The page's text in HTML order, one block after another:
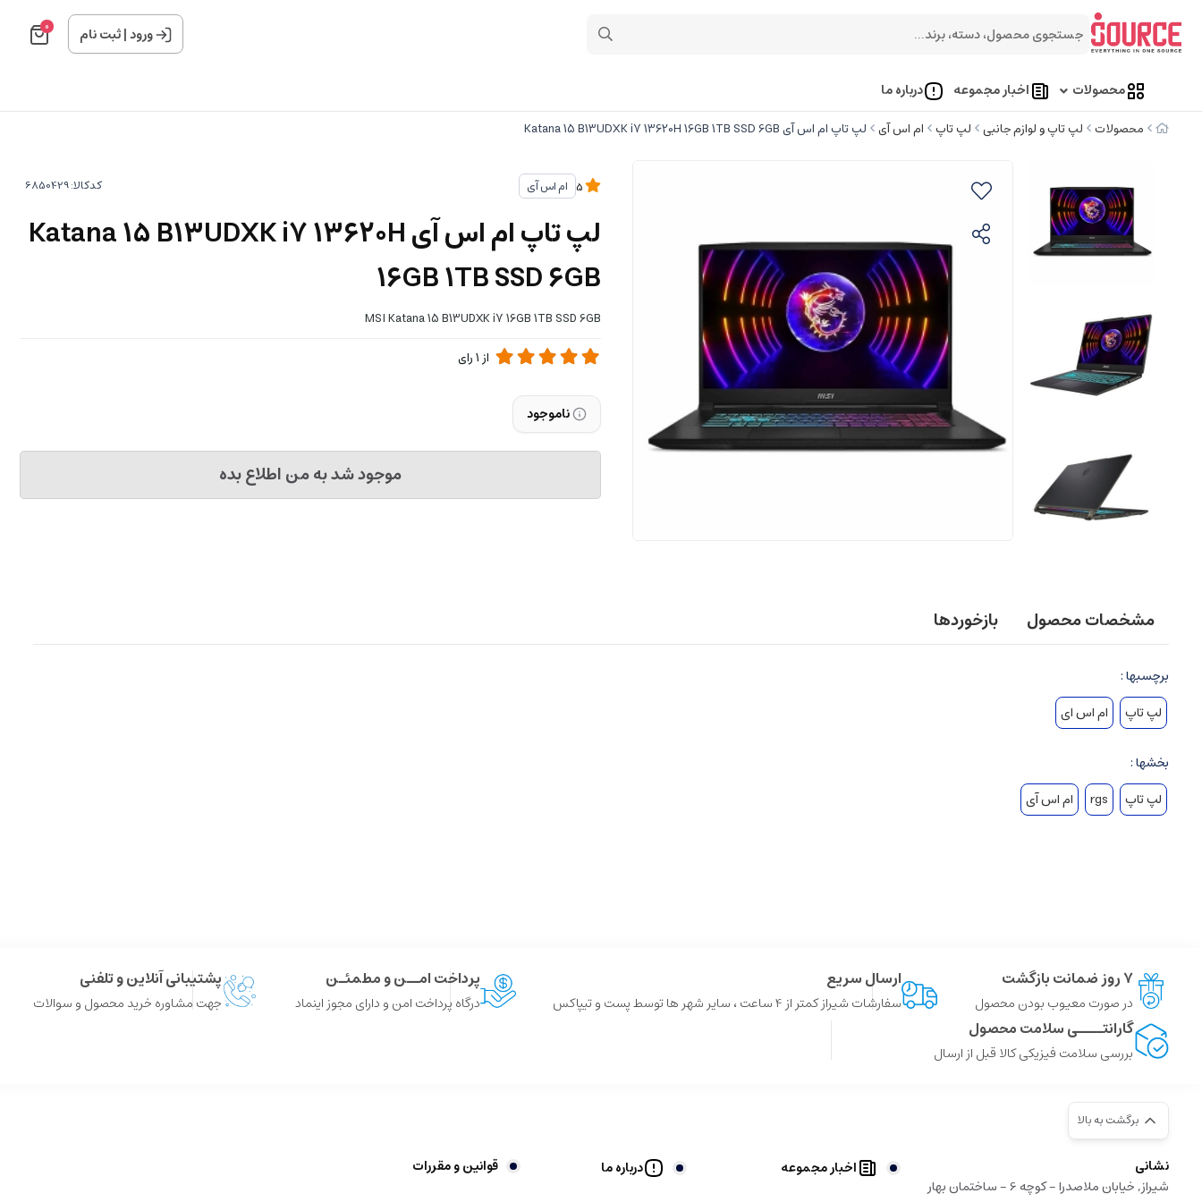
ورود|ثبت نام 0
محصولات اخبار مجموعه درباره ما
محصولات لپ تاپ و لوازم جانبی لپ تاپ ام اس آی لپ تاپ ام اس آی Katana 15 B13UDXK i7 13620H 16GB 1TB SSD 6GB
ام اس آی کدکالا:
لپ تاپ ام اس آی Katana 15 B13UDXK i7 13620H
16GB 1TB SSD 6GB
MSI Katana 15 B13UDXK i7 16GB 1TB SSD 6GB
از1رای
ناموجود
موجود شد به من اطلاع بده
مشخصات محصول بازخوردها
برچسبها :
لپ تاپ
ام اس ای
بخشها :
لپ تاپ
rgs ام اس آی
۷ روز ضمانت بازگشت
در صورت معیوب بودن محصول
ارسال سریع
سفارشات شیراز کمتر از 4 ساعت ، سایر شهر ها توسط پست و تیپاکس
پرداخت امــن و مطمئـن
درگاه پرداخت امن و دارای مجوز اینماد
پشتیبانی آنلاین و تلفنی
جهت مشاوره خرید محصول و سوالات
گارانتــــی سلامت محصول
بررسی سلامت فیزیکی کالا قبل از ارسال
برگشت به بالا
نشانی
شیراز, خیابان ملاصدرا - کوچه 6 - ساختمان بهار
اخبار مجموعه درباره ما قوانین و مقررات